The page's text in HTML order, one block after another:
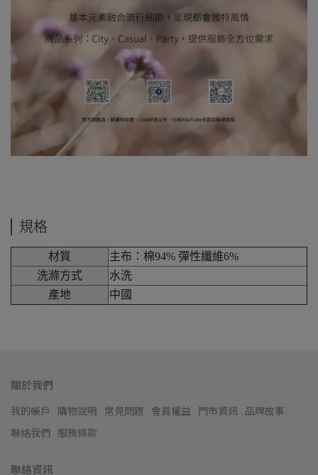
規格
材質
主布：棉94% 彈性纖維6%
洗滌方式
水洗
產地
中國
關於我們
我的帳戶 購物說明 常見問題 會員權益 門市資訊 品牌故事
聯絡我們 服務條款
聯絡資訊